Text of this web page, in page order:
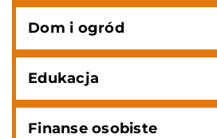
Dom i ogród
Edukacja
Finanse osobiste